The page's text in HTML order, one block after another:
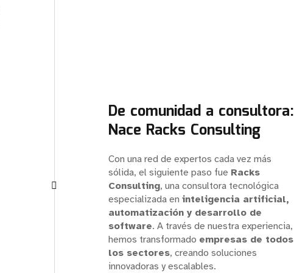
De comunidad a consultora:
Nace Racks Consulting
Con una red de expertos cada vez más
sólida, el siguiente paso fue Racks
Consulting, una consultora tecnológica
especializada en inteligencia artificial,
automatización y desarrollo de
software. A través de nuestra experiencia,
hemos transformado empresas de todos
los sectores, creando soluciones
innovadoras y escalables.